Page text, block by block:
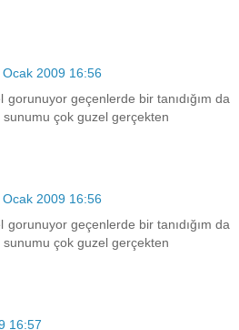
Ocak 2009 16:56
gorunuyor geçenlerde bir tanıdığım da
çok guzel gerçekten
Ocak 2009 16:56
gorunuyor geçenlerde bir tanıdığım da
çok guzel gerçekten
16:57